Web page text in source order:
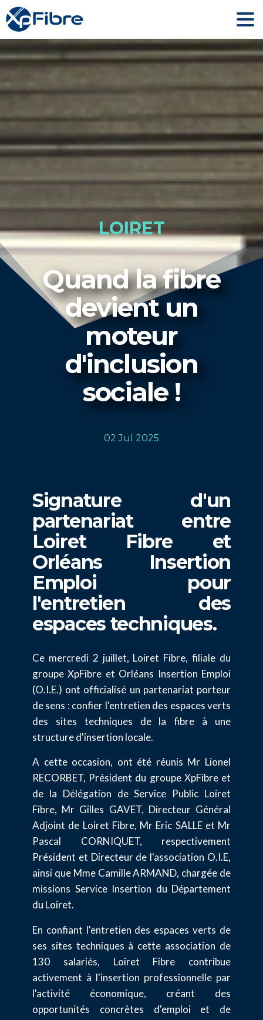
LOIRET
Quand la fibre
devient un
moteur
d'inclusion
sociale !
02 Jul 2025
Signature d'un
partenariat entre
Loiret Fibre et
Orléans Insertion
Emploi pour
l'entretien des
espaces techniques.
Ce mercredi 2 juillet, Loiret Fibre, filiale du
groupe XpFibre et Orléans Insertion Emploi
(O.I.E.) ont officialisé un partenariat porteur
de sens : confier l'entretien des espaces verts
des sites techniques de la fibre à une
structure d'insertion locale.
A cette occasion, ont été réunis Mr Lionel
RECORBET, Président du groupe XpFibre et
de la Délégation de Service Public Loiret
Fibre, Mr Gilles GAVET, Directeur Général
Adjoint de Loiret Fibre, Mr Eric SALLE et Mr
Pascal CORNIQUET, respectivement
Président et Directeur de l'association O.I.E,
ainsi que Mme Camille ARMAND, chargée de
missions Service Insertion du Département
du Loiret.
En confiant l'entretien des espaces verts de
ses sites techniques à cette association de
130 salariés, Loiret Fibre contribue
activement à l'insertion professionnelle par
l'activité économique, créant des
opportunités concrètes d'emploi et de